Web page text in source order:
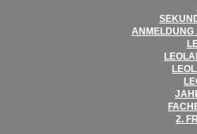
ANMEL­DUNG
2.